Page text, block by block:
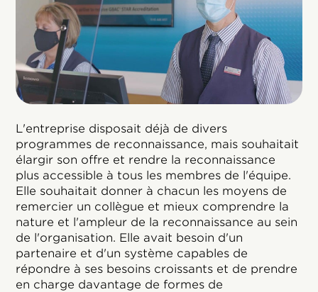
L'entreprise disposait déjà de divers
programmes de reconnaissance, mais souhaitait
élargir son offre et rendre la reconnaissance
plus accessible à tous les membres de l'équipe.
Elle souhaitait donner à chacun les moyens de
remercier un collègue et mieux comprendre la
nature et l'ampleur de la reconnaissance au sein
de l'organisation. Elle avait besoin d'un
partenaire et d'un système capables de
répondre à ses besoins croissants et de prendre
en charge davantage de formes de